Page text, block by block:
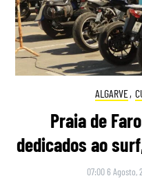
ALGARVE,
Praia de
dedicados ao
07:00 6 Agosto,